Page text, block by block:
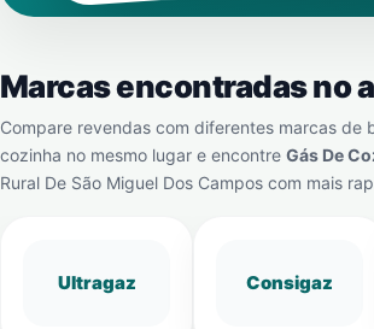
Marcas encontradas no
Compare revendas com diferentes marcas de
cozinha no mesmo lugar e encontre Gás De
Rural De São Miguel Dos Campos com mais
Ultragaz Consigaz